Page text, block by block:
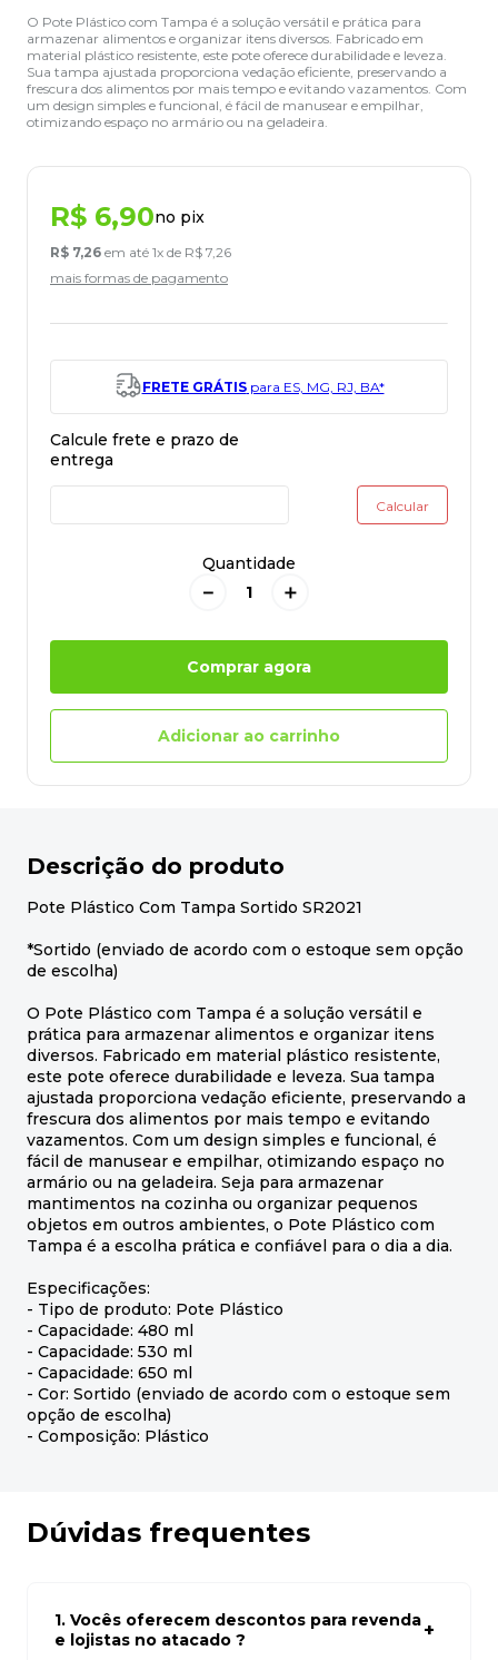
O Pote Plástico com Tampa é a solução versátil e prática para
armazenar alimentos e organizar itens diversos. Fabricado em
material plástico resistente, este pote oferece durabilidade e leveza.
Sua tampa ajustada proporciona vedação eficiente, preservando a
frescura dos alimentos por mais tempo e evitando vazamentos. Com
um design simples e funcional, é fácil de manusear e empilhar,
otimizando espaço no armário ou na geladeira.
R$ 6,90no pix
R$ 7,26 em até 1x de R$ 7,26
mais formas de pagamento
FRETE GRÁTISpara ES, MG, RJ, BA*
Quantidade
＋
－
Comprar agora
Adicionar ao carrinho
Descrição do produto
Pote Plástico Com Tampa Sortido SR2021
*Sortido (enviado de acordo com o estoque sem opção
de escolha)
O Pote Plástico com Tampa é a solução versátil e
prática para armazenar alimentos e organizar itens
diversos. Fabricado em material plástico resistente,
este pote oferece durabilidade e leveza. Sua tampa
ajustada proporciona vedação eficiente, preservando a
frescura dos alimentos por mais tempo e evitando
vazamentos. Com um design simples e funcional, é
fácil de manusear e empilhar, otimizando espaço no
armário ou na geladeira. Seja para armazenar
mantimentos na cozinha ou organizar pequenos
objetos em outros ambientes, o Pote Plástico com
Tampa é a escolha prática e confiável para o dia a dia.
Especificações:
- Tipo de produto: Pote Plástico
- Capacidade: 480 ml
- Capacidade: 530 ml
- Capacidade: 650 ml
- Cor: Sortido (enviado de acordo com o estoque sem
opção de escolha)
- Composição: Plástico
Dúvidas frequentes
1. Vocês oferecem descontos para revenda
e lojistas no atacado ?